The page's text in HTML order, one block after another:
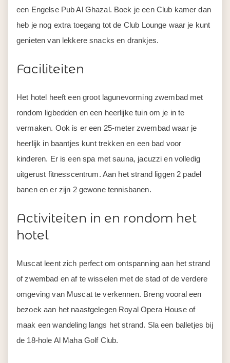
een Engelse Pub Al Ghazal. Boek je een Club kamer dan
heb je nog extra toegang tot de Club Lounge waar je kunt
genieten van lekkere snacks en drankjes.
Faciliteiten
Het hotel heeft een groot lagunevorming zwembad met
rondom ligbedden en een heerlijke tuin om je in te
vermaken. Ook is er een 25-meter zwembad waar je
heerlijk in baantjes kunt trekken en een bad voor
kinderen. Er is een spa met sauna, jacuzzi en volledig
uitgerust fitnesscentrum. Aan het strand liggen 2 padel
banen en er zijn 2 gewone tennisbanen.
Activiteiten in en rondom het
hotel
Muscat leent zich perfect om ontspanning aan het strand
of zwembad en af te wisselen met de stad of de verdere
omgeving van Muscat te verkennen. Breng vooral een
bezoek aan het naastgelegen Royal Opera House of
maak een wandeling langs het strand. Sla een balletjes bij
de 18-hole Al Maha Golf Club.